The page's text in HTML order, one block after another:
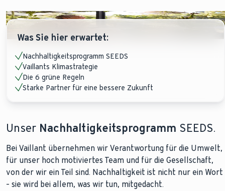
Was Sie hier erwartet:
Nachhaltigkeitsprogramm SEEDS
Vaillants Klimastrategie
Die 6 grüne Regeln
Starke Partner für eine bessere Zukunft
Unser Nachhaltigkeitsprogramm SEEDS.
Bei Vaillant übernehmen wir Verantwortung für die Umwelt,
für unser hoch motiviertes Team und für die Gesellschaft,
von der wir ein Teil sind. Nachhaltigkeit ist nicht nur ein Wort
– sie wird bei allem, was wir tun, mitgedacht.